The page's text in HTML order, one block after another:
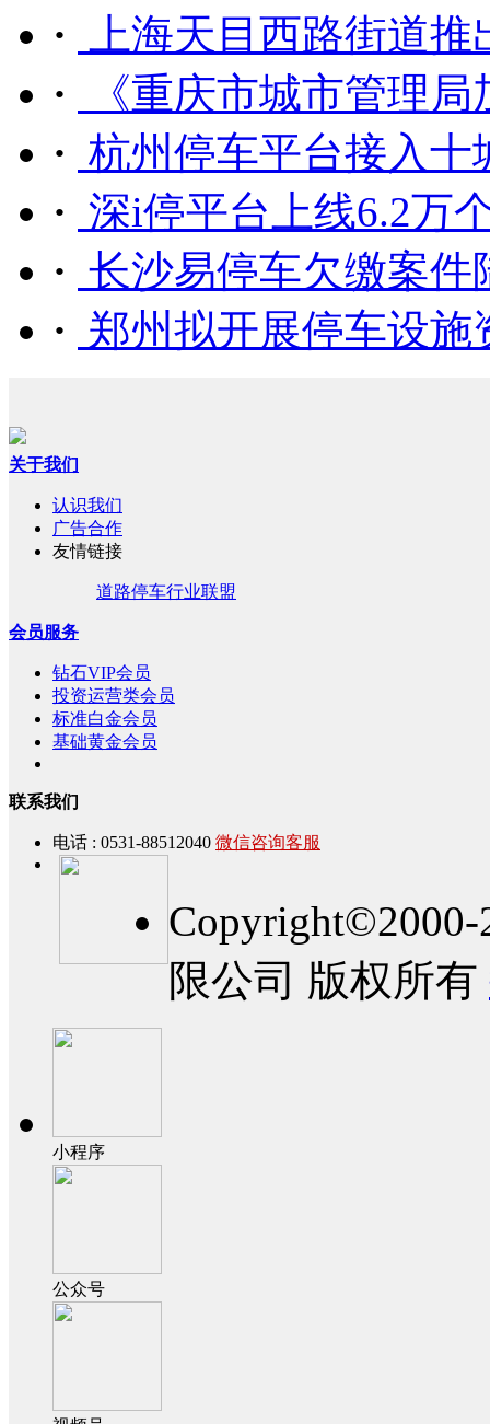
·
上海天目西路街道
·
《重庆市城市管理
· 杭州停车平台接入十
· 深i停平台上线6.2万
· 长沙易停车欠缴案件
· 郑州拟开展停车设施
关于我们
认识我们
广告合作
友情链接
道路停车行业联盟
会员服务
钻石VIP会员
投资运营类会员
标准白金会员
基础黄金会员
联系我们
电话 : 0531-88512040 微信咨询客服
限公司 版权所有
小程序
公众号